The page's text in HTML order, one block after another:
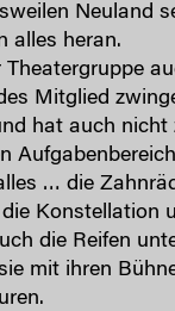
Neuland
alles heran.
Theatergruppe
Mitglied
hat auch nicht
… die
die Konstellation
die Reifen
mit ihren